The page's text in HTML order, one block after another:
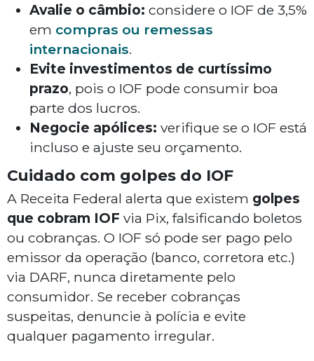
Avalie o câmbio: considere o IOF de 3,5%
em compras ou remessas
internacionais.
Evite investimentos de curtíssimo
prazo, pois o IOF pode consumir boa
parte dos lucros.
Negocie apólices: verifique se o IOF está
incluso e ajuste seu orçamento.
Cuidado com golpes do IOF
A Receita Federal alerta que existem golpes
que cobram IOF via Pix, falsificando boletos
ou cobranças. O IOF só pode ser pago pelo
emissor da operação (banco, corretora etc.)
via DARF, nunca diretamente pelo
consumidor. Se receber cobranças
suspeitas, denuncie à polícia e evite
qualquer pagamento irregular.